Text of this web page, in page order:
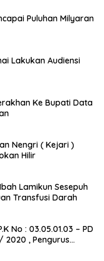
Puluhan Milyaran
Lakukan Audiensi
Ke Bupati Data
( Kejari )
Hilir
Lamikun Sesepuh
Transfusi Darah
2020 , Pengurus